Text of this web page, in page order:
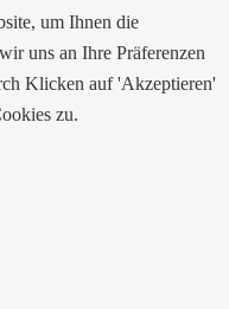
um Ihnen die
uns an Ihre Präferenzen
Klicken auf 'Akzeptieren'
zu.